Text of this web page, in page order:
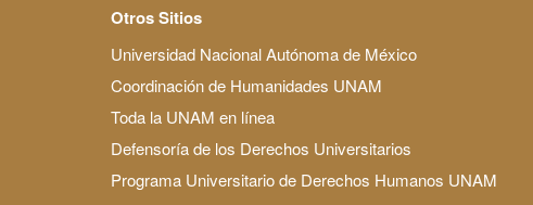
Otros Sitios
Universidad Nacional Autónoma de México
Coordinación de Humanidades UNAM
Toda la UNAM en línea
Defensoría de los Derechos Universitarios
Programa Universitario de Derechos Humanos UNAM